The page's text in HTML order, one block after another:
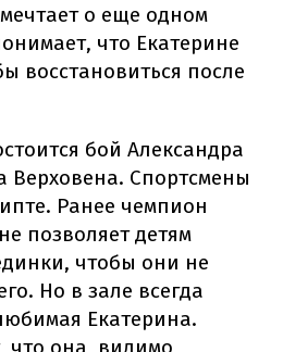
о еще одном
что Екатерине
восстановиться после
бой Александра
Верховена. Спортсмены
Ранее чемпион
позволяет детям
чтобы они не
Но в зале всегда
Екатерина.
она, видимо,